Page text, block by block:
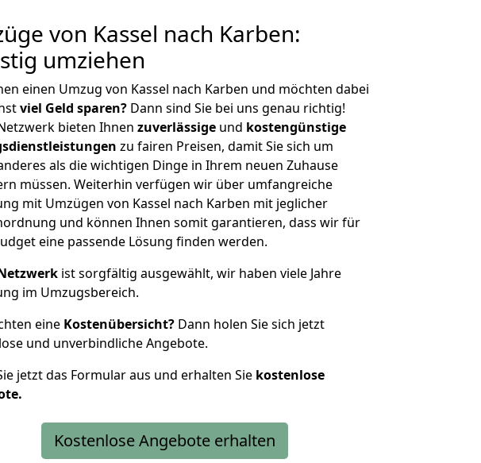
von Kassel nach Karben:
umziehen
einen Umzug von Kassel nach Karben und möchten dabei
viel Geld sparen? Dann sind Sie bei uns genau richtig!
bieten Ihnen zuverlässige und kostengünstige
zu fairen Preisen, damit Sie sich um
als die wichtigen Dinge in Ihrem neuen Zuhause
müssen. Weiterhin verfügen wir über umfangreiche
mit Umzügen von Kassel nach Karben mit jeglicher
und können Ihnen somit garantieren, dass wir für
eine passende Lösung finden werden.
ist sorgfältig ausgewählt, wir haben viele Jahre
im Umzugsbereich.
eine Kostenübersicht? Dann holen Sie sich jetzt
und unverbindliche Angebote.
jetzt das Formular aus und erhalten Sie kostenlose
Kostenlose Angebote erhalten